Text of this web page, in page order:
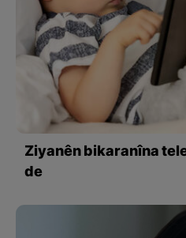
Ziyanên bikaranîna
de